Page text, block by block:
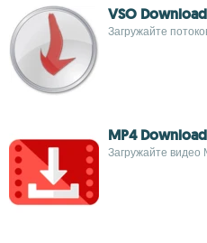
VSO
Загружайте
MP4
Загружайте видео